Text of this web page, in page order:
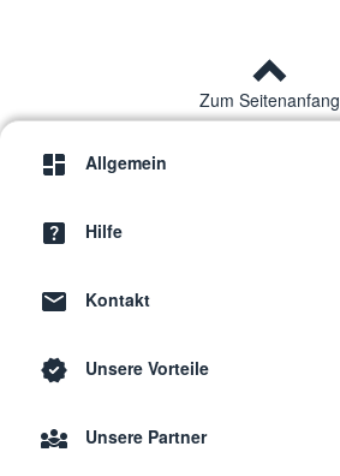
Zum Seitenanfang
Allgemein
Hilfe
Kontakt
Unsere Vorteile
Unsere Partner